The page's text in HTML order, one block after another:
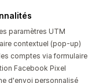
paramètres UTM
contextuel (pop-up)
comptes via formulaire
Facebook Pixel
d'envoi personnalisé